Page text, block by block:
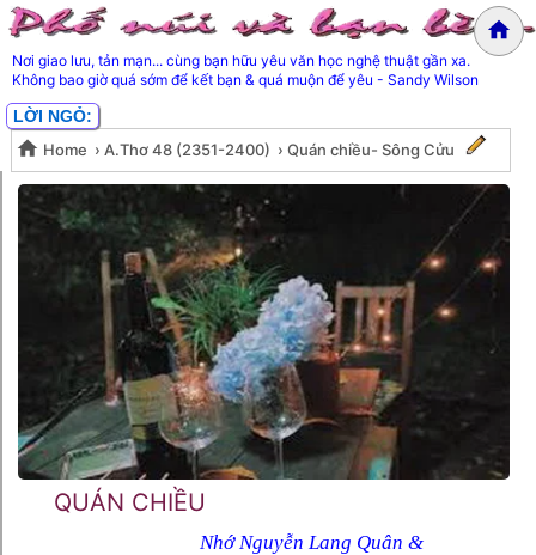
Nơi giao lưu, tản mạn... cùng bạn hữu yêu văn học nghệ thuật gần xa.
Không bao giờ quá sớm để kết bạn & quá muộn để yêu - Sandy Wilson
LỜI NGỎ:
Home › A.Thơ 48 (2351-2400) › Quán chiều- Sông Cửu
Quán chiều- Sông Cửu
QUÁN CHIỀU
Nhớ Nguyễn Lang Quân &